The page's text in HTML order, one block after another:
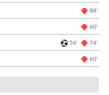
88'
60'
56' 74'
60'